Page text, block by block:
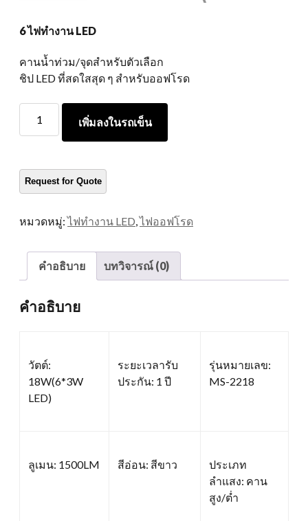
6 ไฟทำงาน LED
คานน้ำท่วม/จุดสำหรับตัวเลือก
ชิป LED ที่สดใสสุด ๆ สำหรับออฟโรด
ปริมาณ
เพิ่มลงในรถเข็น
หมวดหมู่:ไฟทำงาน LED ,ไฟออฟโรด
คำอธิบาย บทวิจารณ์ (0)
คำอธิบาย
วัตต์:
18W(6*3W
LED)
ระยะเวลารับ
ประกัน: 1 ปี
รุ่นหมายเลข:
MS-2218
ลูเมน: 1500LM สีอ่อน: สีขาว
ประเภท
ลำแสง: คาน
สูง/ต่ำ